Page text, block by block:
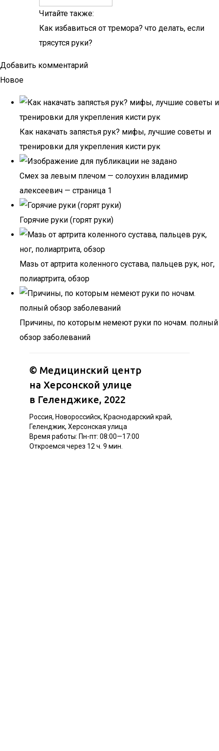
Читайте также:
Как избавиться от тремора? что делать, если
трясутся руки?
Добавить комментарий
Новое
Как накачать запястья рук? мифы, лучшие советы и
тренировки для укрепления кисти рук
Смех за левым плечом — солоухин владимир
алексеевич — страница 1
Горячие руки (горят руки)
Мазь от артрита коленного сустава, пальцев рук, ног,
полиартрита, обзор
Причины, по которым немеют руки по ночам. полный
обзор заболеваний
© Медицинский центр
на Херсонской улице
в Геленджике, 2022
Россия, Новороссийск, Краснодарский край,
Геленджик, Херсонская улица
Время работы: Пн-пт: 08:00—17:00
Откроемся через 12 ч. 9 мин.